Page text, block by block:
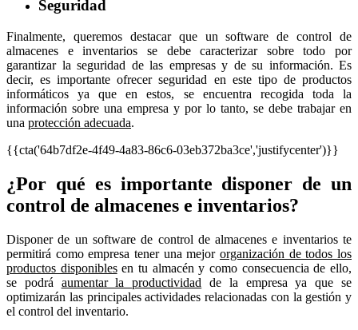
Seguridad
Finalmente, queremos destacar que un software de control de
almacenes e inventarios se debe caracterizar sobre todo por
garantizar la seguridad de las empresas y de su información. Es
decir, es importante ofrecer seguridad en este tipo de productos
informáticos ya que en estos, se encuentra recogida toda la
información sobre una empresa y por lo tanto, se debe trabajar en
una protección adecuada.
{{cta('64b7df2e-4f49-4a83-86c6-03eb372ba3ce','justifycenter')}}
¿Por qué es importante disponer de un
control de almacenes e inventarios?
Disponer de un software de control de almacenes e inventarios te
permitirá como empresa tener una mejor organización de todos los
productos disponiblesen tu almacén y como consecuencia de ello,
se podrá aumentar la productividad de la empresa ya que se
optimizarán las principales actividades relacionadas con la gestión y
el control del inventario.